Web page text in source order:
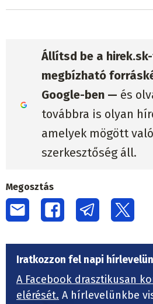
Állítsd be a
megbízható
Google-ben — és
továbbra is olyan
amelyek mögött
szerkesztőség áll.
Megosztás
Iratkozzon fel napi
A Facebook drasztikusan
elérését. A hírlevelünkbe